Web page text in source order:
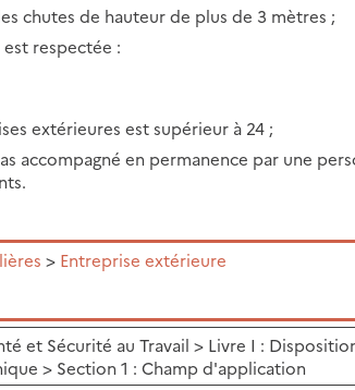
chutes de hauteur de plus de 3 mètres ;
respectée :
extérieures est supérieur à 24 ;
accompagné en permanence par une
> Entreprise extérieure
et Sécurité au Travail > Livre I :
> Section 1 : Champ d'application